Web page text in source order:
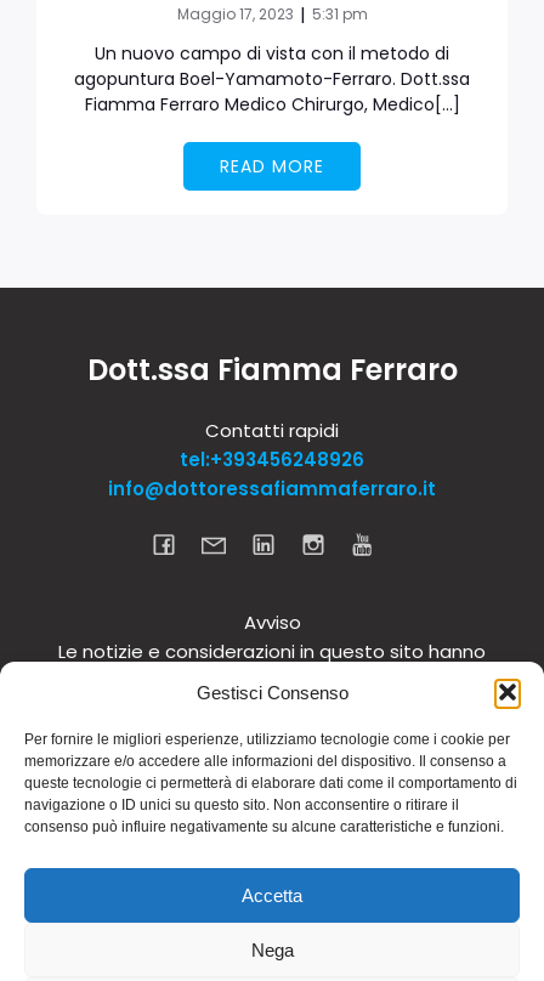
Gestisci Consenso
Per fornire le migliori esperienze, utilizziamo tecnologie come i cookie per
memorizzare e/o accedere alle informazioni del dispositivo. Il consenso a
queste tecnologie ci permetterà di elaborare dati come il comportamento di
navigazione o ID unici su questo sito. Non acconsentire o ritirare il
consenso può influire negativamente su alcune caratteristiche e funzioni.
Accetta
Nega
Maggio 17, 2023 | 5:31 pm
Un nuovo campo di vista con il metodo di
agopuntura Boel-Yamamoto-Ferraro. Dott.ssa
Fiamma Ferraro Medico Chirurgo, Medico[…]
READ MORE
Dott.ssa Fiamma Ferraro
Contatti rapidi
tel:+393456248926
info@dottoressafiammaferraro.it
Avviso
Le notizie e considerazioni in questo sito hanno
carattere informativo generale e non intendono in
alcun modo dare consigli medici. Si raccomanda di
non intraprendere o interrompere alcuna terapia o
assunzione o cambiamento di integratori o
tantomeno medicinali (nemmeno “naturali”) senza
una preventiva consultazione del proprio medico.
sito. Non si risponde inoltre in alcun modo in relazione
quali si rinvia.